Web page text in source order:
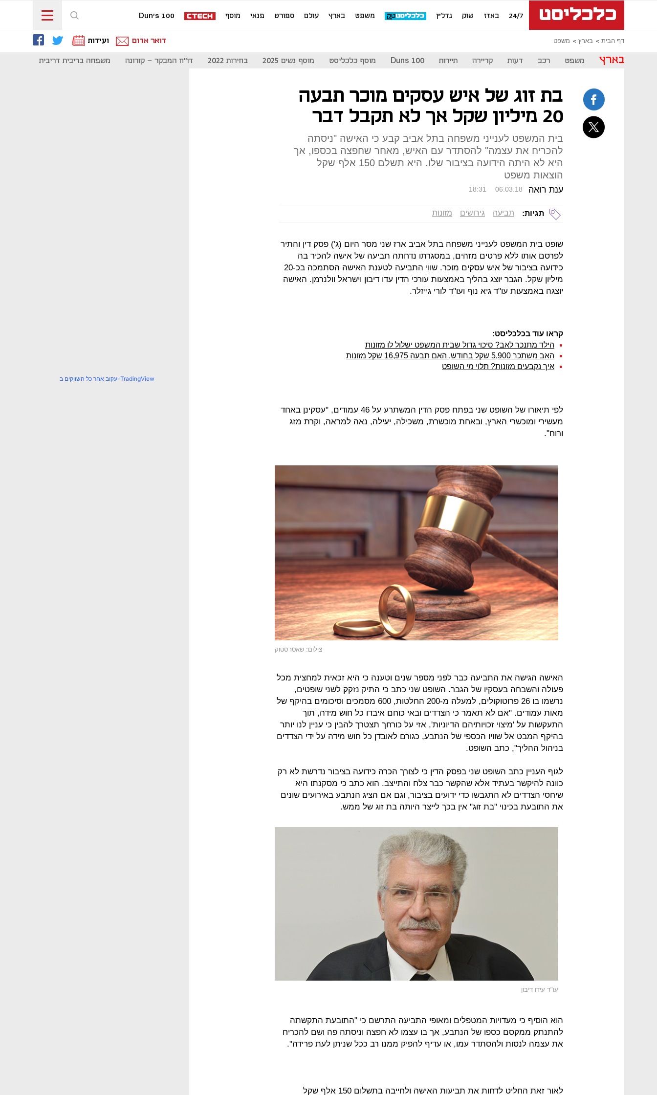
24/7 באזז שוק נדל"ן משפט בארץ עולם ספורט פנאי מוסף Dun's 100
דף הבית בארץ משפט דואר אדום ועידות
בארץ משפט רכב דעות קריירה תיירות Duns 100 מוסף כלכליסט מוסף נשים 2025 בחירות 2022 דו"ח המבקר - קורונה משפחה בריבית דריבית
בת זוג של איש עסקים מוכר תבעה
20 מיליון שקל אך לא תקבל דבר
בית המשפט לענייני משפחה בתל אביב קבע כי האישה "ניסתה
להכריח את עצמה" להסתדר עם האיש, מאחר שחפצה בכספו, אך
היא לא היתה הידועה בציבור שלו. היא תשלם 150 אלף שקל
הוצאות משפט
ענת רואה 18:31 06.03.18
תגיות: תביעה גירושים מזונות
שופט בית המשפט לענייני משפחה בתל אביב ארז שני מסר היום (ג') פסק דין והתיר
לפרסם אותו ללא פרטים מזהים, במסגרתו נדחתה תביעה של אישה להכיר בה
כידועה בציבור של איש עסקים מוכר. שווי התביעה לטענת האישה הסתמכה בכ-20
מיליון שקל. הגבר יוצג בהליך באמצעות עורכי הדין עדו דיבון וישראל וולנרמן. האישה
יוצגה באמצעות עו"ד גיא נוף ועו"ד לורי גייזלר.
קראו עוד בכלכליסט:
הילד מתנכר לאב? סיכוי גדול שבית המשפט ישלול לו מזונות
האב משתכר 5,900 שקל בחודש, האם תבעה 16,975 שקל מזונות
איך נקבעים מזונות? תלוי מי השופט
לפי תיאורו של השופט שני בפתח פסק הדין המשתרע על 46 עמודים, "עסקינן באחד
מעשירי ומוכשרי הארץ, ובאחת מוכשרת, משכילה, יעילה, נאה למראה, וקרת מזג
ורוח".
צילום: שאטרסטוק
האישה הגישה את התביעה כבר לפני מספר שנים וטענה כי היא זכאית למחצית מכל
פעולה והשבחה בעסקיו של הגבר. השופט שני כתב כי התיק נזקק לשני שופטים,
נרשמו בו 26 פרוטוקולים, למעלה מ-200 החלטות, 600 מסמכים וסיכומים בהיקף של
מאות עמודים. "אם לא תאמר כי הצדדים ובאי כוחם איבדו כל חוש מידה, תוך
התעקשות על 'מיצוי זכויותיהם הדיוניות', אזי על כורחך תצטרך להבין כי עניין לנו יותר
בהיקף המבט אל שוויו הכספי של הנתבע, כגורם לאובדן כל חוש מידה על ידי הצדדים
בניהול ההליך", כתב השופט.
לגוף העניין כתב השופט שני בפסק הדין כי לצורך הכרה כידועה בציבור נדרשת לא רק
כוונה להיקשר בעתיד אלא שהקשר כבר צלח והתייצב. הוא כתב כי מסקנתו היא
שיחסי הצדדים לא התגבשו כדי ידועים בציבור, וגם אם הציג הנתבע באירועים שונים
את התובעת בכינוי "בת זוג" אין בכך לייצר היותה בת זוג של ממש.
עו"ד עידו דיבון
הוא הוסיף כי מעדויות המטפלים ומאופי התביעה התרשם כי "התובעת התקשתה
להתנתק ממקסם כספו של הנתבע, אך בו עצמו לא חפצה וניסתה פה ושם להכריח
את עצמה לנסות ולהסתדר עמו, או עדיף להפיק ממנו רב ככל שניתן לעת פרידה".
לאור זאת החליט לדחות את תביעות האישה ולחייבה בתשלום 150 אלף שקל
עקוב אחר כל השווקים ב-TradingView